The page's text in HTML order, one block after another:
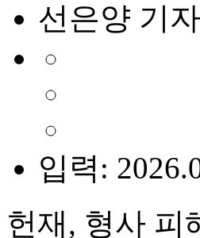
선은양 기자
입력:
헌재, 형사 피